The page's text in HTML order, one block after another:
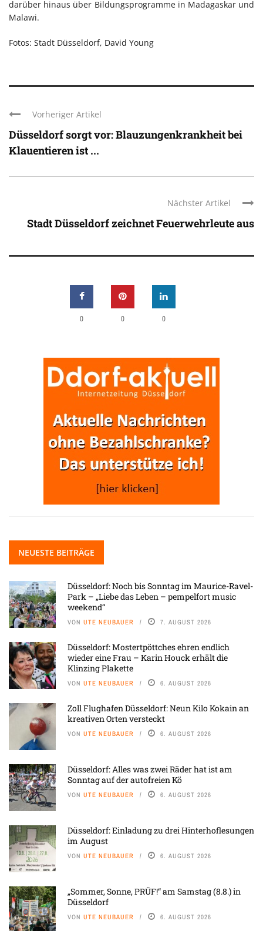
darüber hinaus über Bildungsprogramme in Madagaskar und
Malawi.
Fotos: Stadt Düsseldorf, David Young
Vorheriger Artikel
Düsseldorf sorgt vor: Blauzungenkrankheit bei
Klauentieren ist ...
Nächster Artikel
Stadt Düsseldorf zeichnet Feuerwehrleute aus
0 0 0
NEUESTE BEITRÄGE
Düsseldorf: Noch bis Sonntag im Maurice-Ravel-
Park – „Liebe das Leben – pempelfort music
weekend“
VON UTE NEUBAUER 7. AUGUST 2026
Düsseldorf: Mostertpöttches ehren endlich
wieder eine Frau – Karin Houck erhält die
Klinzing Plakette
VON UTE NEUBAUER 6. AUGUST 2026
Zoll Flughafen Düsseldorf: Neun Kilo Kokain an
kreativen Orten versteckt
VON UTE NEUBAUER 6. AUGUST 2026
Düsseldorf: Alles was zwei Räder hat ist am
Sonntag auf der autofreien Kö
VON UTE NEUBAUER 6. AUGUST 2026
Düsseldorf: Einladung zu drei Hinterhoflesungen
im August
VON UTE NEUBAUER 6. AUGUST 2026
„Sommer, Sonne, PRÜF!“ am Samstag (8.8.) in
Düsseldorf
VON UTE NEUBAUER 6. AUGUST 2026